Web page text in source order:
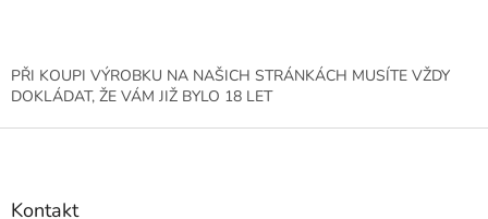
PŘI KOUPI VÝROBKU NA NAŠICH STRÁNKÁCH MUSÍTE VŽDY
DOKLÁDAT, ŽE VÁM JIŽ BYLO 18 LET
Z
Kontakt